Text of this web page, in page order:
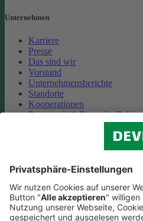
Unternehmen
Karriere
Presse
Das sind wir
Vorstand
Unternehmensberichte
Standorte
Kooperationen
Partnerschaft Deutsche Bahn
Cookie-Einstellungen